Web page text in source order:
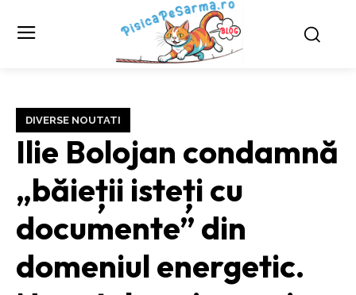
DIVERSE NOUTATI
Ilie Bolojan condamnă
„băieții isteți cu
documente” din
domeniul energetic.